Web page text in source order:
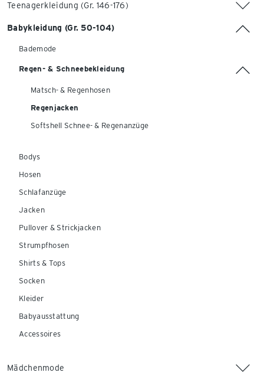
Teenagerkleidung (Gr. 146-176)
Babykleidung (Gr. 50-104)
Bademode
Regen- & Schneebekleidung
Matsch- & Regenhosen
Regenjacken
Softshell Schnee- & Regenanzüge
Bodys
Hosen
Schlafanzüge
Jacken
Pullover & Strickjacken
Strumpfhosen
Shirts & Tops
Socken
Kleider
Babyausstattung
Accessoires
Mädchenmode